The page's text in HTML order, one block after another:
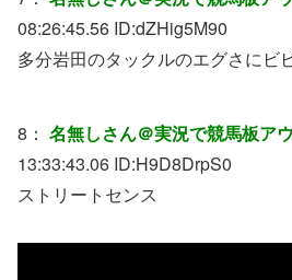
08:26:45.56 ID:dZHig5M90
多分岩田のタックルのエグさにビ
8： 名無しさん＠実況で競馬板ア
13:33:43.06 ID:H9D8DrpS0
ストリートセンス